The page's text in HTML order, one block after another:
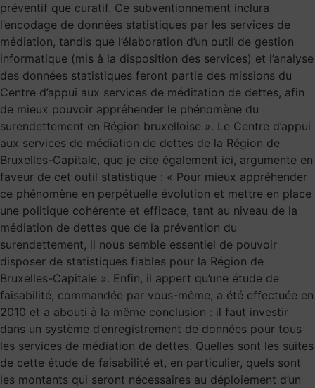
préventif que curatif. Ce subventionnement inclura
l’encodage de données statistiques par les services de
médiation, tandis que l’élaboration d’un outil de gestion
informatique (mis à la disposition des services) et l’analyse
des données statistiques feront partie des missions du
Centre d’appui aux services de méditation de dettes, afin
de mieux pouvoir appréhender le phénomène du
surendettement en Région bruxelloise ». Le Centre d’appui
aux services de médiation de dettes de la Région de
Bruxelles-Capitale, que je cite également ici, argumente en
faveur de cet outil statistique : « Pour mieux appréhender
ce phénomène en perpétuelle évolution et mettre en place
une politique cohérente et efficace, tant au niveau de la
médiation de dettes que de la prévention du
surendettement, il nous semble essentiel de pouvoir
disposer de statistiques fiables pour la Région de
Bruxelles-Capitale ». Enfin, il appert qu’une étude de
faisabilité, commandée par vous-même, a été effectuée en
2010 et a abouti à la même conclusion : il faut investir
dans un système d’enregistrement de données pour tous
les services de médiation de dettes. Quelles sont les suites
de cette étude de faisabilité et, en particulier, quels sont
les montants qui seront nécessaires au déploiement d’un